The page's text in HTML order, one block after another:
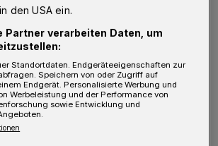
gibt Dr. Ulrike Schrader,
"Alte Synagoge"
um 10 Uhr eine Einführung in
den USA ein.
Partner verarbeiten Daten, um
Standortdaten. Endgeräteeigenschaften zur
Speichern von oder Zugriff auf
Endgerät. Personalisierte Werbung und
Werbeleistung und der Performance von
sowie Entwicklung und